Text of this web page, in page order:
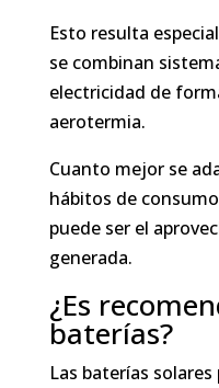
Esto resulta
se combinan
electricidad de
aerotermia.
Cuanto mejor se
hábitos de
puede ser el
generada.
¿Es
baterías?
Las baterías